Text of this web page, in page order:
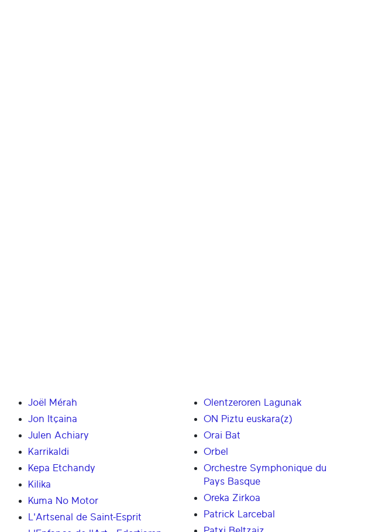
Joël Mérah
Jon Itçaina
Julen Achiary
Karrikaldi
Kepa Etchandy
Kilika
Kuma No Motor
L'Artsenal de Saint-Esprit
Olentzeroren Lagunak
ON Piztu euskara(z)
Orai Bat
Orbel
Orchestre Symphonique du
Pays Basque
Oreka Zirkoa
Patrick Larcebal